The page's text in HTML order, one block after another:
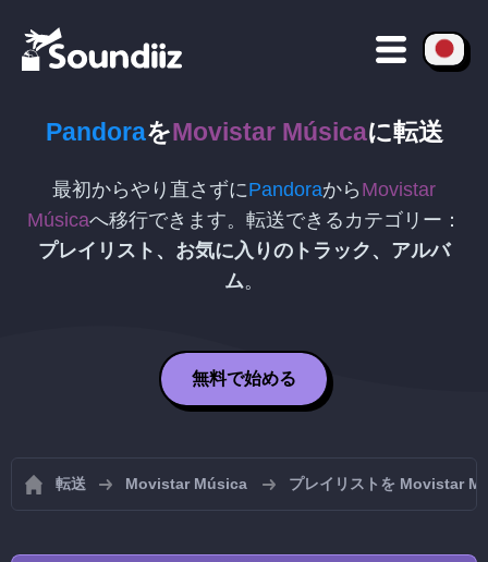
PandoraをMovistar Músicaに転送
最初からやり直さずにPandoraから Movistar
Músicaへ移行できます。転送できるカテゴリー：
プレイリスト、お気に入りのトラック、アルバ
ム。
無料で始める
転送 Movistar Música プレイリストを Movistar